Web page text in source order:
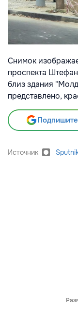
Снимок
проспекта
близ здания
представлено,
Источник